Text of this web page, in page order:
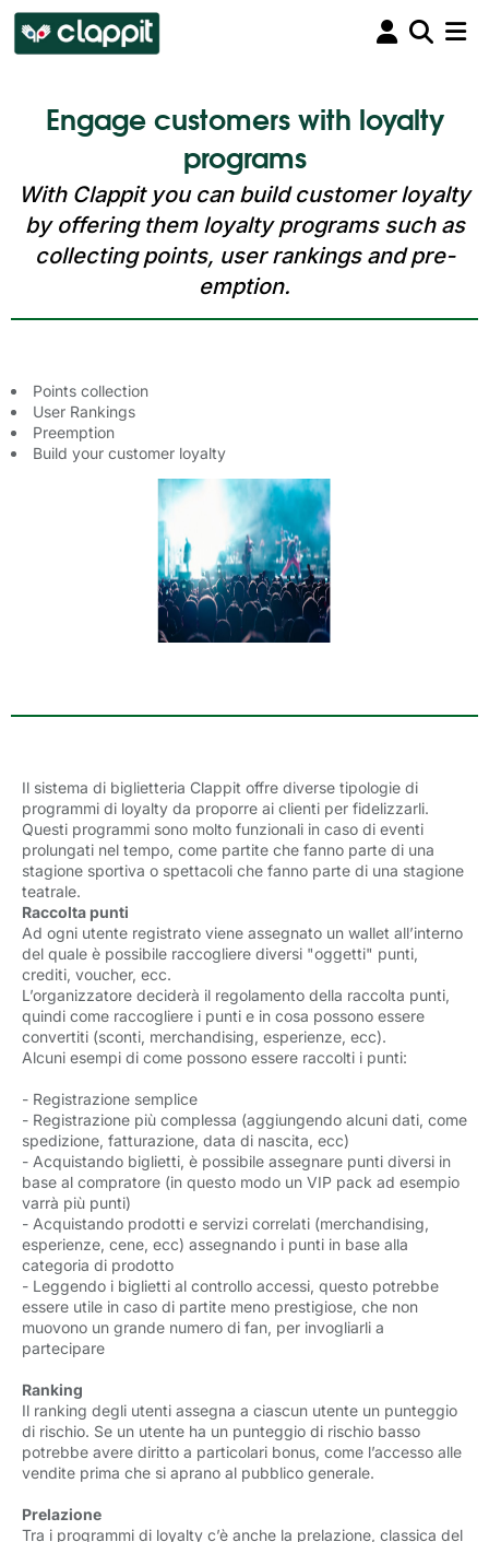
Engage customers with loyalty
programs
With Clappit you can build customer loyalty
by offering them loyalty programs such as
collecting points, user rankings and pre-
emption.
Points collection
User Rankings
Preemption
Build your customer loyalty
Il sistema di biglietteria Clappit offre diverse tipologie di
programmi di loyalty da proporre ai clienti per fidelizzarli.
Questi programmi sono molto funzionali in caso di eventi
prolungati nel tempo, come partite che fanno parte di una
stagione sportiva o spettacoli che fanno parte di una stagione
teatrale.
Raccolta punti
Ad ogni utente registrato viene assegnato un wallet all’interno
del quale è possibile raccogliere diversi "oggetti" punti,
crediti, voucher, ecc.
L’organizzatore deciderà il regolamento della raccolta punti,
quindi come raccogliere i punti e in cosa possono essere
convertiti (sconti, merchandising, esperienze, ecc).
Alcuni esempi di come possono essere raccolti i punti:
- Registrazione semplice
- Registrazione più complessa (aggiungendo alcuni dati, come
spedizione, fatturazione, data di nascita, ecc)
- Acquistando biglietti, è possibile assegnare punti diversi in
base al compratore (in questo modo un VIP pack ad esempio
varrà più punti)
- Acquistando prodotti e servizi correlati (merchandising,
esperienze, cene, ecc) assegnando i punti in base alla
categoria di prodotto
- Leggendo i biglietti al controllo accessi, questo potrebbe
essere utile in caso di partite meno prestigiose, che non
muovono un grande numero di fan, per invogliarli a
partecipare
Ranking
Il ranking degli utenti assegna a ciascun utente un punteggio
di rischio. Se un utente ha un punteggio di rischio basso
potrebbe avere diritto a particolari bonus, come l’accesso alle
vendite prima che si aprano al pubblico generale.
Prelazione
Tra i programmi di loyalty c’è anche la prelazione, classica del